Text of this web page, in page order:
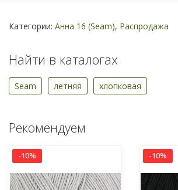
Категории: Анна 16 (Seam), Распродажа
Найти в каталогах
Seam летняя хлопковая
Рекомендуем
-10% -10%